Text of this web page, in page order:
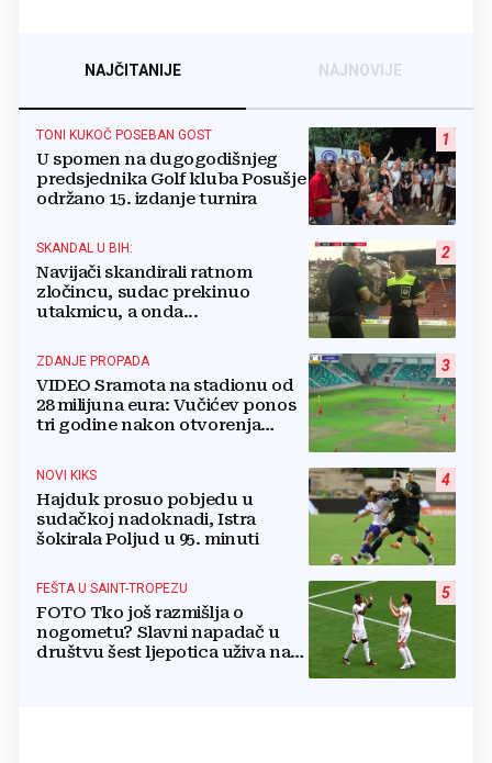
NAJČITANIJE NAJNOVIJE
1
TONI KUKOČ POSEBAN GOST
U spomen na dugogodišnjeg
predsjednika Golf kluba Posušje
održano 15. izdanje turnira
2
SKANDAL U BIH:
Navijači skandirali ratnom
zločincu, sudac prekinuo
utakmicu, a onda...
3
ZDANJE PROPADA
VIDEO Sramota na stadionu od
28 milijuna eura: Vučićev ponos
tri godine nakon otvorenja
4
NOVI KIKS
Hajduk prosuo pobjedu u
sudačkoj nadoknadi, Istra
šokirala Poljud u 95. minuti
5
FEŠTA U SAINT-TROPEZU
FOTO Tko još razmišlja o
nogometu? Slavni napadač u
društvu šest ljepotica uživa na